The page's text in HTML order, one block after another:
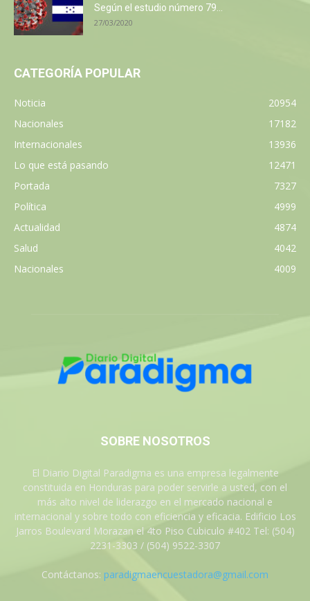
Según el estudio número 79...
27/03/2020
CATEGORÍA POPULAR
Noticia
20954
Nacionales
17182
Internacionales
13936
Lo que está pasando
12471
Portada
7327
Política
4999
Actualidad
4874
Salud
4042
Nacionales
4009
SOBRE NOSOTROS
El Diario Digital Paradigma es una empresa legalmente
constituida en Honduras para poder servirle a usted, con el
más alto nivel de liderazgo en el mercado nacional e
internacional y sobre todo con eficiencia y eficacia. Edificio Los
Jarros Boulevard Morazan el 4to Piso Cubiculo #402 Tel: (504)
2231-3303 / (504) 9522-3307
Contáctanos: paradigmaencuestadora@gmail.com